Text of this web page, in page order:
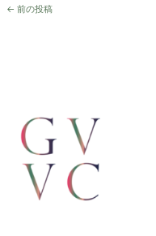
← 前の投稿